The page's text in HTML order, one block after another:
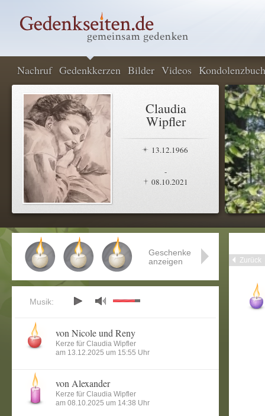
Nachruf Gedenkkerzen Bilder Videos Kondolenzbuch
Claudia
Wipfler
13.12.1966
-
08.10.2021
Zurück
Geschenke
anzeigen
Musik:
von Nicole und Reny
Kerze für Claudia Wipfler
am 13.12.2025 um 15:55 Uhr
von Alexander
Kerze für Claudia Wipfler
am 08.10.2025 um 14:38 Uhr